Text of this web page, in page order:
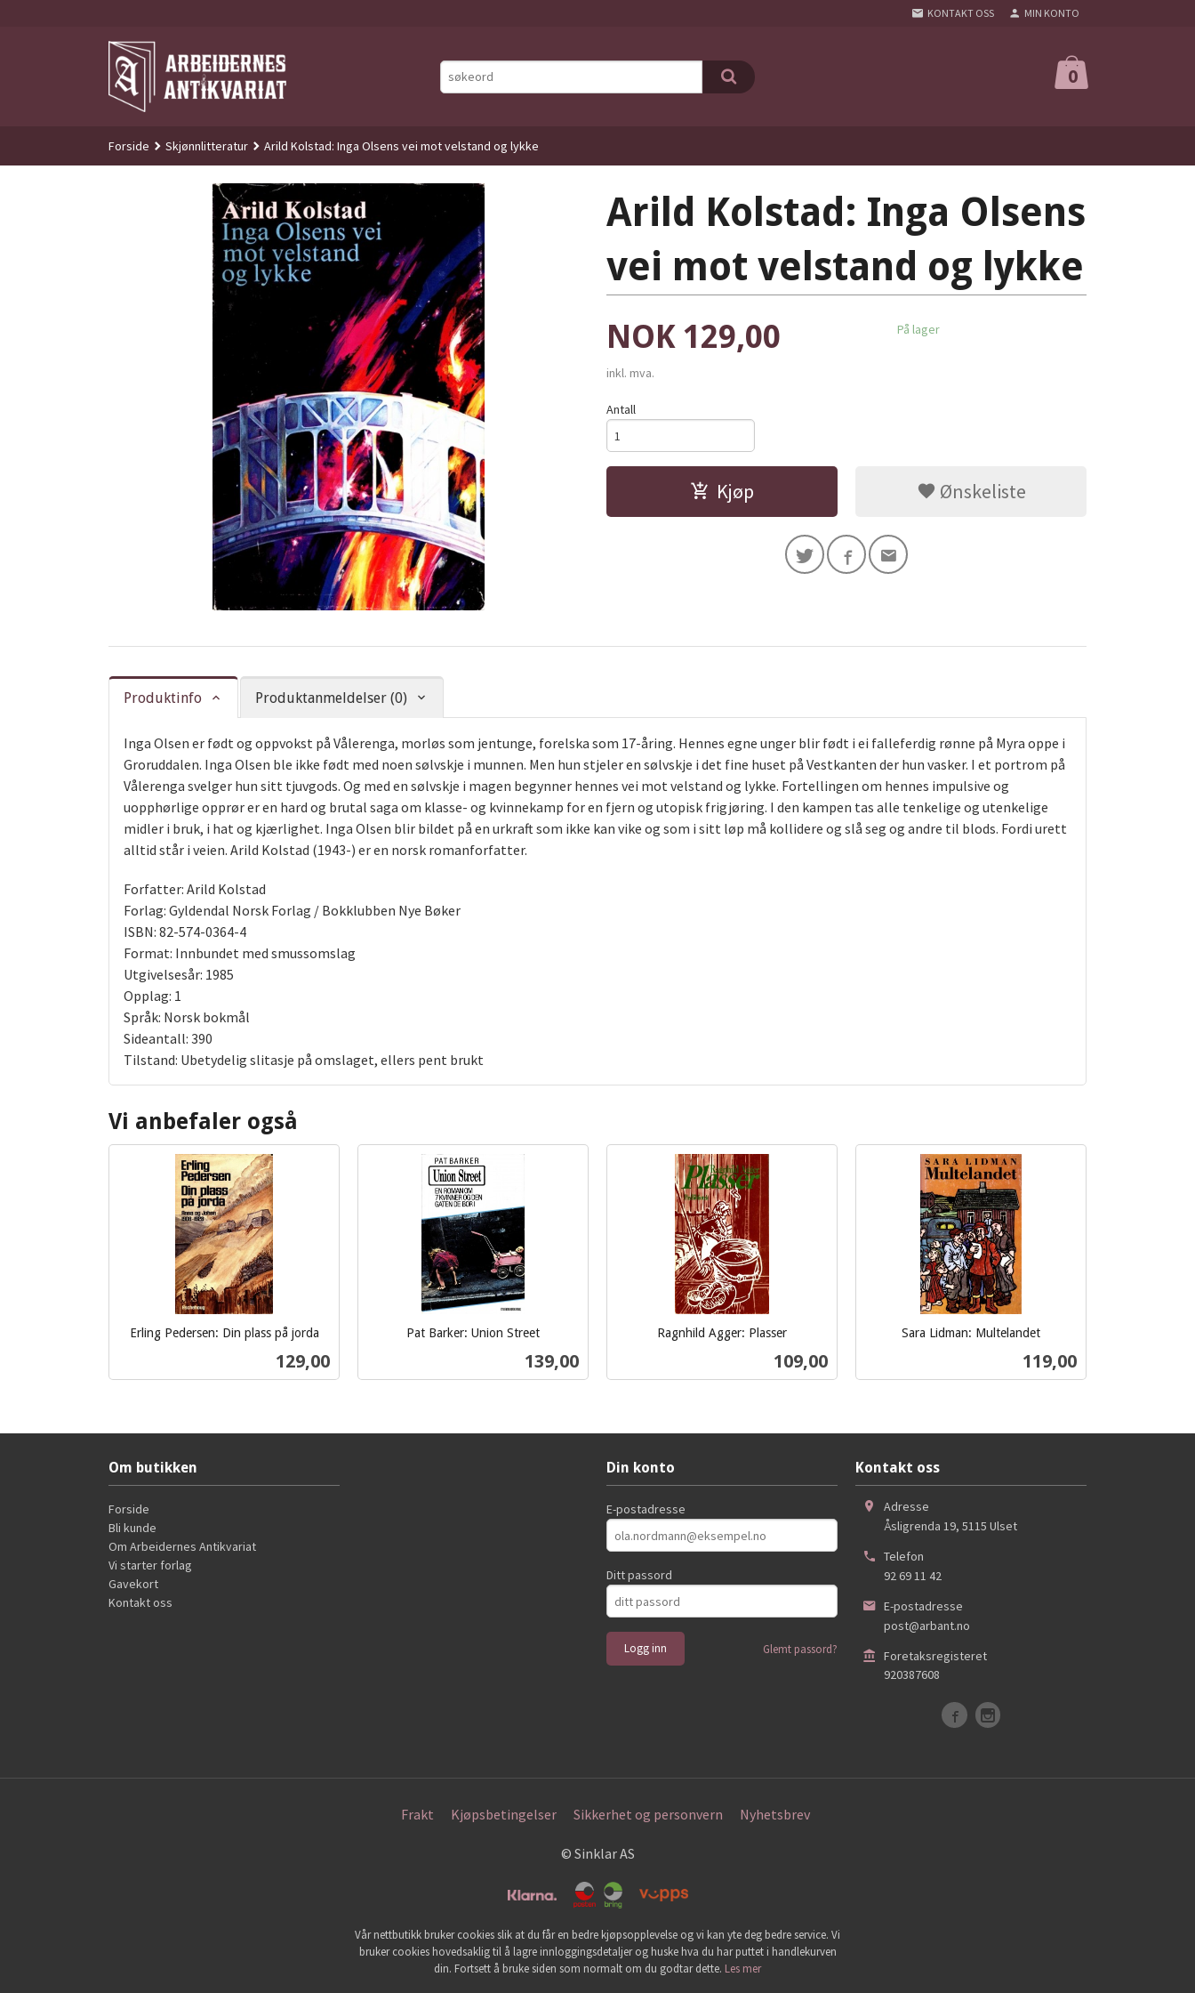
KONTAKT OSS MIN KONTO
0
Forside Skjønnlitteratur Arild Kolstad: Inga Olsens vei mot velstand og lykke
Arild Kolstad: Inga Olsens
vei mot velstand og lykke
Pris
NOK 129,00
inkl. mva.
På lager
Antall
Kjøp Ønskeliste
Produktinfo Produktanmeldelser (0)
Inga Olsen er født og oppvokst på Vålerenga, morløs som jentunge, forelska som 17-åring. Hennes egne unger blir født i ei falleferdig rønne på Myra oppe i
Groruddalen. Inga Olsen ble ikke født med noen sølvskje i munnen. Men hun stjeler en sølvskje i det fine huset på Vestkanten der hun vasker. I et portrom på
Vålerenga svelger hun sitt tjuvgods. Og med en sølvskje i magen begynner hennes vei mot velstand og lykke. Fortellingen om hennes impulsive og
uopphørlige opprør er en hard og brutal saga om klasse- og kvinnekamp for en fjern og utopisk frigjøring. I den kampen tas alle tenkelige og utenkelige
midler i bruk, i hat og kjærlighet. Inga Olsen blir bildet på en urkraft som ikke kan vike og som i sitt løp må kollidere og slå seg og andre til blods. Fordi urett
alltid står i veien. Arild Kolstad (1943-) er en norsk romanforfatter.
Forfatter: Arild Kolstad
Forlag: Gyldendal Norsk Forlag / Bokklubben Nye Bøker
ISBN: 82-574-0364-4
Format: Innbundet med smussomslag
Utgivelsesår: 1985
Opplag: 1
Språk: Norsk bokmål
Sideantall: 390
Tilstand: Ubetydelig slitasje på omslaget, ellers pent brukt
Vi anbefaler også
Erling Pedersen: Din plass på jorda
Pris
129,00
Pat Barker: Union Street
Pris
139,00
Ragnhild Agger: Plasser
Pris
109,00
Sara Lidman: Multelandet
Pris
119,00
Om butikken
Forside
Bli kunde
Om Arbeidernes Antikvariat
Vi starter forlag
Gavekort
Kontakt oss
Din konto
E-postadresse
Ditt passord
Glemt passord?
Kontakt oss
Adresse
Åsligrenda 19, 5115 Ulset
Telefon
92 69 11 42
E-postadresse
post@arbant.no
Foretaksregisteret
920387608
Frakt Kjøpsbetingelser Sikkerhet og personvern Nyhetsbrev
© Sinklar AS
Vår nettbutikk bruker cookies slik at du får en bedre kjøpsopplevelse og vi kan yte deg bedre service. Vi
bruker cookies hovedsaklig til å lagre innloggingsdetaljer og huske hva du har puttet i handlekurven
din. Fortsett å bruke siden som normalt om du godtar dette. Les mer